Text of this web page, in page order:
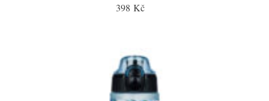
398 Kč